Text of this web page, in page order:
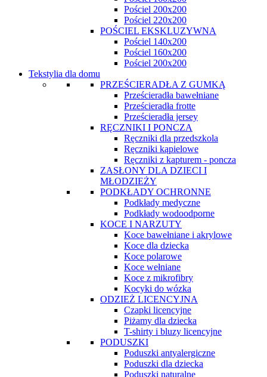
Pościel 200x200
Pościel 220x200
POŚCIEL EKSKLUZYWNA
Pościel 140x200
Pościel 160x200
Pościel 200x200
Tekstylia dla domu
PRZEŚCIERADŁA Z GUMKĄ
Prześcieradła bawełniane
Prześcieradła frotte
Prześcieradła jersey
RĘCZNIKI I PONCZA
Ręczniki dla przedszkola
Ręczniki kąpielowe
Ręczniki z kapturem - poncza
ZASŁONY DLA DZIECI I
MŁODZIEŻY
PODKŁADY OCHRONNE
Podkłady medyczne
Podkłady wodoodporne
KOCE I NARZUTY
Koce bawełniane i akrylowe
Koce dla dziecka
Koce polarowe
Koce wełniane
Koce z mikrofibry
Kocyki do wózka
ODZIEŻ LICENCYJNA
Czapki licencyjne
Piżamy dla dziecka
T-shirty i bluzy licencyjne
PODUSZKI
Poduszki antyalergiczne
Poduszki dla dziecka
Poduszki naturalne